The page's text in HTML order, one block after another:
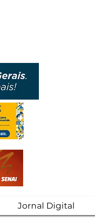
Jornal Digital